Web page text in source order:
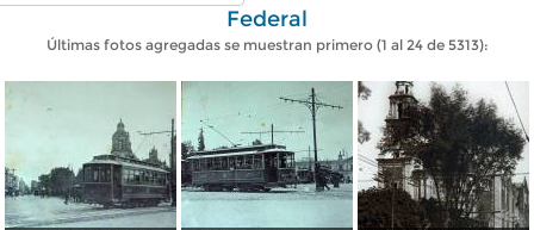
Federal
Últimas fotos agregadas se muestran primero (1 al 24 de 5313):